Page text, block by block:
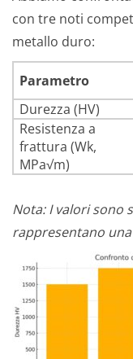
con tre noti
metallo duro:
Parametro
Durezza (HV)
Resistenza a
frattura (Wk,
MPa√m)
Nota: I valori sono
rappresentano